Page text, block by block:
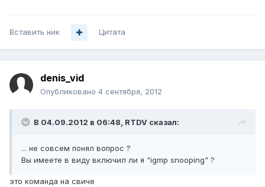
Вставить ник Цитата
denis_vid
Опубликовано 4 сентября, 2012
В 04.09.2012 в 06:48, RTDV сказал:
... не совсем понял вопрос ?
Вы имеете в виду включил ли я "igmp snooping" ?
это команда на свиче